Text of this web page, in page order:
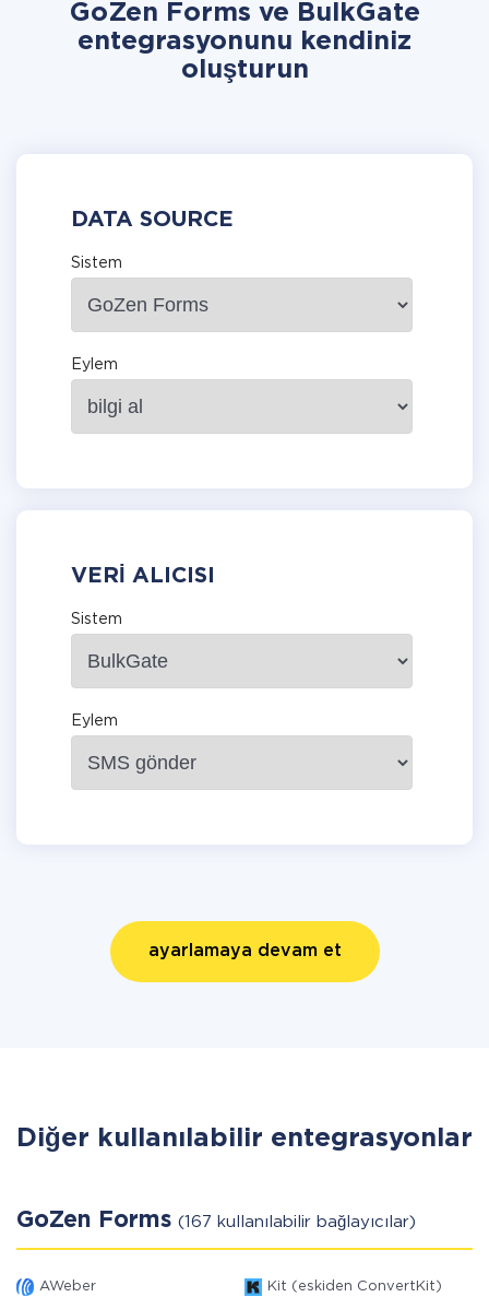
GoZen Forms ve BulkGate
entegrasyonunu kendiniz
oluşturun
DATA SOURCE
Sistem
Eylem
VERI ALICISI
Sistem
Eylem
ayarlamaya devam et
Diğer kullanılabilir entegrasyonlar
GoZen Forms (167 kullanılabilir bağlayıcılar)
AWeber Kit (eskiden ConvertKit)